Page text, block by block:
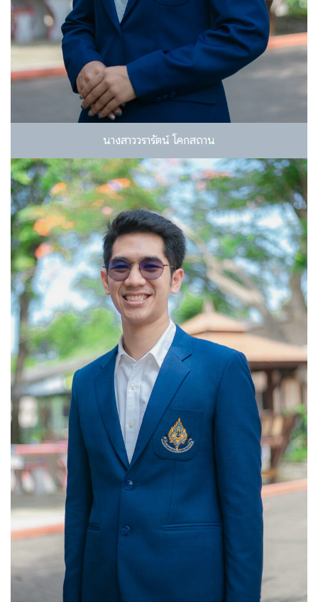
นางสาววรารัตน์ โคกสถาน